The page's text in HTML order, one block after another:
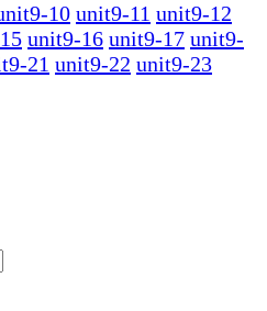
10 unit9-11 unit9-12
unit9-16 unit9-17 unit9-
21 unit9-22 unit9-23